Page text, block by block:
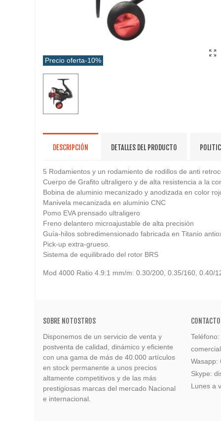
Precio oferta-10%
DESCRIPCIÓN DETALLES DEL PRODUCTO
5 Rodamientos y un rodamiento de rodillos de anti
Cuerpo de Grafito ultraligero y de alta resistencia a la
Bobina de aluminio mecanizado y anodizada en color
Manivela mecanizada en aluminio CNC
Pomo EVA prensado ultraligero
Freno delantero microajustable de alta precisión
Guía-hilos sobredimensionado fabricada en Titanio
Pick-up extra-grueso.
Sistema de equilibrado del rotor BRS
Mod 4000 Ratio 4.9:1 mm/m: 0.30/200, 0.35/160, 0.40/
SOBRE NOTOSTROS
Disponemos de un servicio de venta y
postventa de calidad, dinámico y eficiente
con una gama de más de 40.000 artículos
en stock permanente a unos precios
altamente competitivos y de las más
prestigiosas marcas del mercado Nacional
e internacional.
CONTACTO
Wasapp:
Skype:
Lunes a